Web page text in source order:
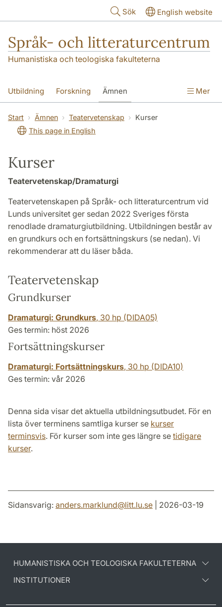
Sök English website
Språk- och litteraturcentrum
Humanistiska och teologiska fakulteterna
Utbildning Forskning Ämnen
SOL-husen Kontakt Institutionen
översättning till svenska
Mer
Start Ämnen Teatervetenskap
Kurser
This page in English
Kurser
Teatervetenskap/Dramaturgi
Teatervetenskapen på Språk- och litteraturcentrum vid
Lunds universitet ger sedan 2022 Sveriges första
renodlade dramaturgiutbildning. Utbildningen består av
en grundkurs och en fortsättningskurs (se nedan). Vi
rekommenderar att du läser båda.
Teatervetenskap
Grundkurser
Dramaturgi: Grundkurs, 30 hp (DIDA05)
Ges termin: höst 2026
Fortsättningskurser
Dramaturgi: Fortsättningskurs, 30 hp (DIDA10)
Ges termin: vår 2026
Denna sida visar det aktuella utbildningsutbudet. För en
lista över terminens samtliga kurser se kurser
terminsvis. För kurser som inte ges längre se tidigare
kurser.
Sidansvarig: anders.marklund@litt.lu.se | 2026-03-19
HUMANISTISKA OCH TEOLOGISKA FAKULTETERNA
INSTITUTIONER